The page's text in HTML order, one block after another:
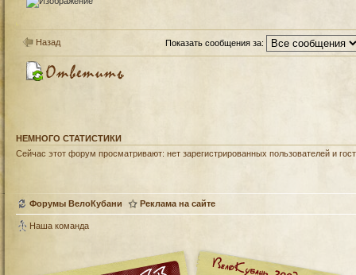
Назад Показать сообщения за:
НЕМНОГО СТАТИСТИКИ
Сейчас этот форум просматривают: нет зарегистрированных пользователей и
Форумы ВелоКубани Реклама на сайте
Наша команда